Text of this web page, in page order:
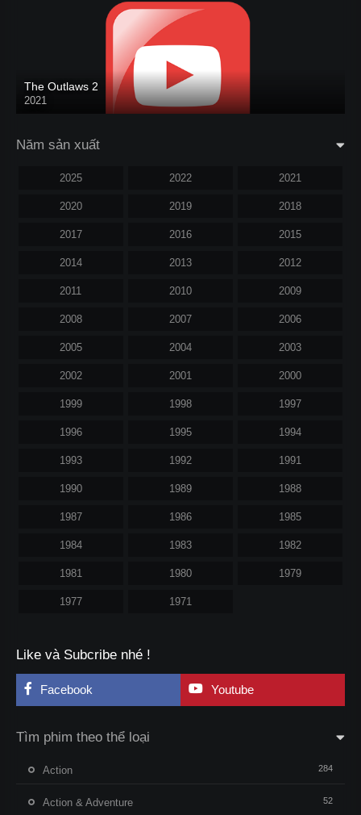
The Outlaws 2
2021
Năm sản xuất
2025 2022 2021
2020 2019 2018
2017 2016 2015
2014 2013 2012
2011 2010 2009
2008 2007 2006
2005 2004 2003
2002 2001 2000
1999 1998 1997
1996 1995 1994
1993 1992 1991
1990 1989 1988
1987 1986 1985
1984 1983 1982
1981 1980 1979
1977 1971
Like và Subcribe nhé !
Facebook Youtube
Tìm phim theo thể loại
Action 284
Action & Adventure 52